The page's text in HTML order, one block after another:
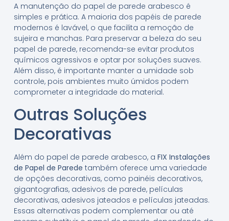
A manutenção do papel de parede arabesco é
simples e prática. A maioria dos papéis de parede
modernos é lavável, o que facilita a remoção de
sujeira e manchas. Para preservar a beleza do seu
papel de parede, recomenda-se evitar produtos
químicos agressivos e optar por soluções suaves.
Além disso, é importante manter a umidade sob
controle, pois ambientes muito úmidos podem
comprometer a integridade do material.
Outras Soluções
Decorativas
Além do papel de parede arabesco, a FIX Instalações
de Papel de Parede também oferece uma variedade
de opções decorativas, como painéis decorativos,
gigantografias, adesivos de parede, películas
decorativas, adesivos jateados e películas jateadas.
Essas alternativas podem complementar ou até